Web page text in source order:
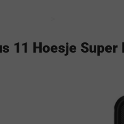
11 Hoesje